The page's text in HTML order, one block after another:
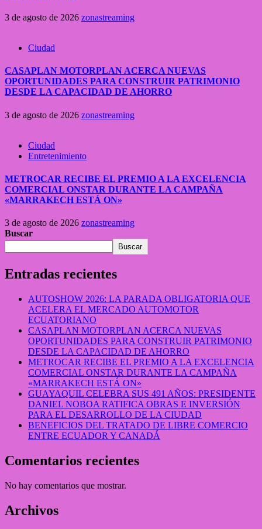
3 de agosto de 2026 zonastreaming
Ciudad
CASAPLAN MOTORPLAN ACERCA NUEVAS
OPORTUNIDADES PARA CONSTRUIR PATRIMONIO
DESDE LA CAPACIDAD DE AHORRO
3 de agosto de 2026 zonastreaming
Ciudad
Entretenimiento
METROCAR RECIBE EL PREMIO A LA EXCELENCIA
COMERCIAL ONSTAR DURANTE LA CAMPAÑA
«MARRAKECH ESTÁ ON»
3 de agosto de 2026 zonastreaming
Buscar
Buscar
Entradas recientes
AUTOSHOW 2026: LA PARADA OBLIGATORIA QUE
ACELERA EL MERCADO AUTOMOTOR
ECUATORIANO
CASAPLAN MOTORPLAN ACERCA NUEVAS
OPORTUNIDADES PARA CONSTRUIR PATRIMONIO
DESDE LA CAPACIDAD DE AHORRO
METROCAR RECIBE EL PREMIO A LA EXCELENCIA
COMERCIAL ONSTAR DURANTE LA CAMPAÑA
«MARRAKECH ESTÁ ON»
GUAYAQUIL CELEBRA SUS 491 AÑOS: PRESIDENTE
DANIEL NOBOA RATIFICA OBRAS E INVERSIÓN
PARA EL DESARROLLO DE LA CIUDAD
BENEFICIOS DEL TRATADO DE LIBRE COMERCIO
ENTRE ECUADOR Y CANADÁ
Comentarios recientes
No hay comentarios que mostrar.
Archivos